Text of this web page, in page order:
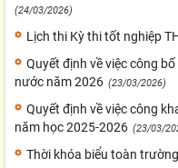
(24/03/2026)
Lịch thi Kỳ thi tốt nghiệp
Quyết định về việc công
nước năm 2026 (23/03/2026)
Quyết định về việc công
năm học 2025-2026 (23/03/
Thời khóa biểu toàn